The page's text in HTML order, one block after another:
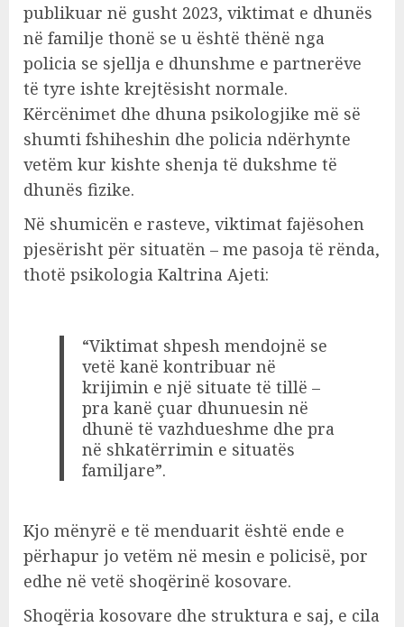
publikuar në gusht 2023, viktimat e dhunës
në familje thonë se u është thënë nga
policia se sjellja e dhunshme e partnerëve
të tyre ishte krejtësisht normale.
Kërcënimet dhe dhuna psikologjike më së
shumti fshiheshin dhe policia ndërhynte
vetëm kur kishte shenja të dukshme të
dhunës fizike.
Në shumicën e rasteve, viktimat fajësohen
pjesërisht për situatën – me pasoja të rënda,
thotë psikologia Kaltrina Ajeti:
“Viktimat shpesh mendojnë se
vetë kanë kontribuar në
krijimin e një situate të tillë –
pra kanë çuar dhunuesin në
dhunë të vazhdueshme dhe pra
në shkatërrimin e situatës
familjare”.
Kjo mënyrë e të menduarit është ende e
përhapur jo vetëm në mesin e policisë, por
edhe në vetë shoqërinë kosovare.
Shoqëria kosovare dhe struktura e saj, e cila